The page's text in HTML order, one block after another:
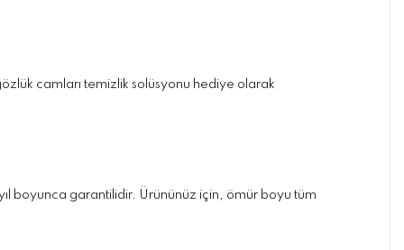
camları temizlik solüsyonu hediye olarak
boyunca garantilidir. Ürününüz için, ömür boyu tüm